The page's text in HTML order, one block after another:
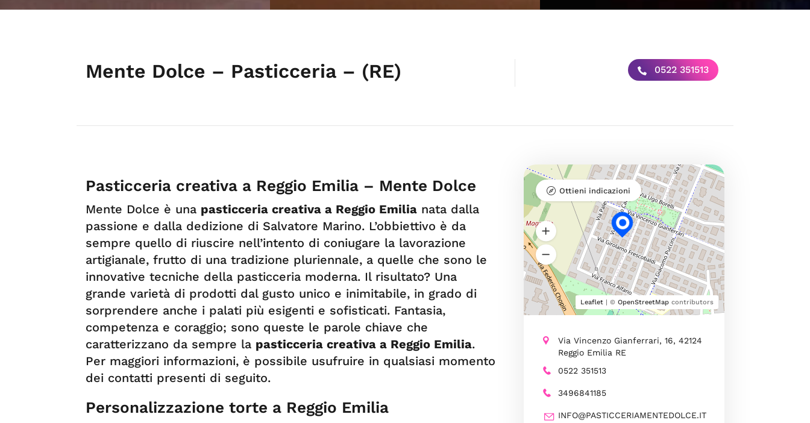
Mente Dolce – Pasticceria – (RE) 0522 351513
Pasticceria creativa a Reggio Emilia – Mente Dolce
Mente Dolce è una pasticceria creativa a Reggio Emilia nata dalla
passione e dalla dedizione di Salvatore Marino. L’obbiettivo è da
sempre quello di riuscire nell’intento di coniugare la lavorazione
artigianale, frutto di una tradizione pluriennale, a quelle che sono le
innovative tecniche della pasticceria moderna. Il risultato? Una
grande varietà di prodotti dal gusto unico e inimitabile, in grado di
sorprendere anche i palati più esigenti e sofisticati. Fantasia,
competenza e coraggio; sono queste le parole chiave che
caratterizzano da sempre la pasticceria creativa a Reggio Emilia.
Per maggiori informazioni, è possibile usufruire in qualsiasi momento
dei contatti presenti di seguito.
Personalizzazione torte a Reggio Emilia
Leaflet| © OpenStreetMapcontributors
Ottieni indicazioni
Via Vincenzo Gianferrari, 16, 42124
Reggio Emilia RE
0522 351513
3496841185
INFO@PASTICCERIAMENTEDOLCE.IT